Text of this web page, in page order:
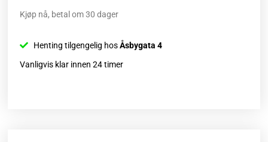
Kjøp nå, betal om 30 dager
Henting tilgengelig hosÅsbygata 4
Vanligvis klar innen 24 timer